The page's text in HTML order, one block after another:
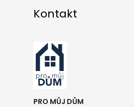
Kontakt
PRO MŮJ DŮM